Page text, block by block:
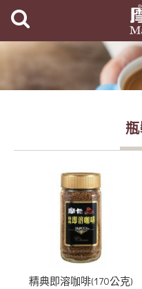
精典即溶咖啡(170公克)